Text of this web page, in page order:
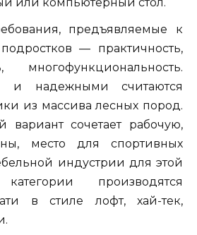
предъявляемые к
— практичность,
многофункциональность.
и надежными считаются
из массива лесных пород.
вариант сочетает рабочую,
место для спортивных
индустрии для этой
категории производятся
в стиле лофт, хай-тек,